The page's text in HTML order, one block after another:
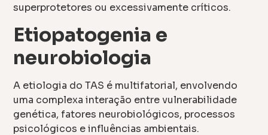
superprotetores ou excessivamente críticos.
Etiopatogenia e
neurobiologia
A etiologia do TAS é multifatorial, envolvendo
uma complexa interação entre vulnerabilidade
genética, fatores neurobiológicos, processos
psicológicos e influências ambientais.